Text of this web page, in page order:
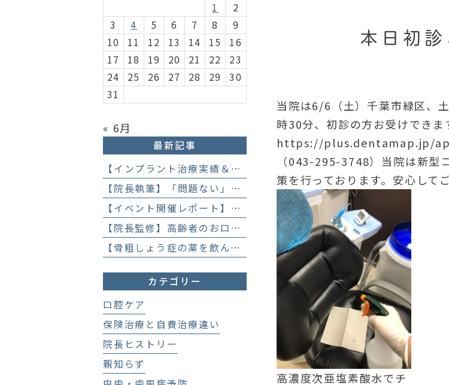
本日初
当院は6/6（土）千葉市緑区、
時30分、初診の方お受けでき
https://plus.dentamap.jp/apl/
（043-295-3748）当院は新型
策を行っております。安心して
高濃度次亜塩素酸水でチ
1
2
3
4 5 6 7 8
9
10
11 12 13 14 15
16
17
18 19 20 21 22
23
24
25 26 27 28 29
30
31
« 6月
最新記事
【インプラント治療実績＆直筆アンケート】「歯医者が怖かった」トラウマを乗り越えて。70歳・介護士女性が手に入れた「晴れ晴れとした笑顔」と人生を支える噛み合わせ】
【院長執筆】「問題ない」と言われ続けた歯の違和感……60代女性が「80歳で20本の自前の歯」を守るために選んだ精密総合治療の全貌
【イベント開催レポート】笑顔がいっぱい！歯科衛生士×管理栄養士がお届けする「親子で楽しむむし歯になりにくいお菓子作り体験」】
【院長監修】高齢者のお口の健康が、全身の健康につながる理由。生涯おいしく食べるための「口内環境検査」とオーダーメイド予防】
【骨粗しょう症の薬を飲んでいても抜歯はできる？】顎骨壊死を防ぐために大切な口腔管理について
カテゴリー
口腔ケア
保険治療と自費治療違い
院長ヒストリー
親知らず